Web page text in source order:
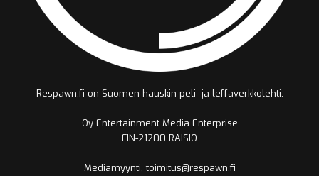
Respawn.fi on Suomen hauskin peli- ja leffaverkkolehti.
Oy Entertainment Media Enterprise
FIN-21200 RAISIO
Mediamyynti, toimitus@respawn.fi